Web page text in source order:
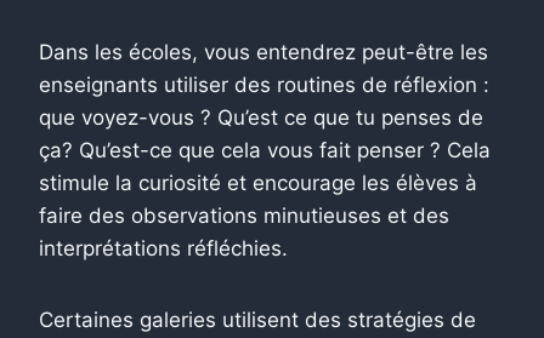
Dans les écoles, vous entendrez peut-être les
enseignants utiliser des routines de réflexion :
que voyez-vous ? Qu’est ce que tu penses de
ça? Qu’est-ce que cela vous fait penser ? Cela
stimule la curiosité et encourage les élèves à
faire des observations minutieuses et des
interprétations réfléchies.
Certaines galeries utilisent des stratégies de